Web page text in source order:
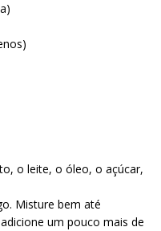
o leite, o óleo, o açúcar,
Misture bem até
um pouco mais de